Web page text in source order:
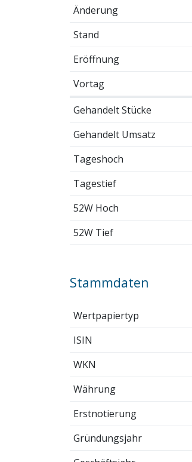
Änderung
Stand
Eröffnung
Vortag
Gehandelt Stücke
Gehandelt Umsatz
Tageshoch
Tagestief
52W Hoch
52W Tief
Stammdaten
Wertpapiertyp
ISIN
WKN
Währung
Erstnotierung
Gründungsjahr